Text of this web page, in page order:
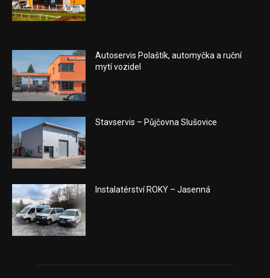
Autoservis Polaštík, automyčka a ruční
mytí vozidel
Stavservis – Půjčovna Slušovice
Instalatérství ROKY – Jasenná